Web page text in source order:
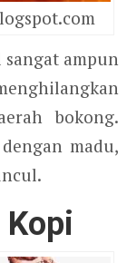
ampun
bokong.
madu,